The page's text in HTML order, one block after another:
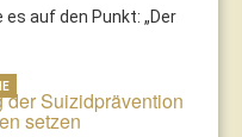
auf den Punkt: „Der
der Suizidprävention
setzen